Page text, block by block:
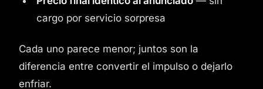
cargo por servicio sorpresa
Cada uno parece menor; juntos son la
diferencia entre convertir el impulso o dejarlo
enfriar.